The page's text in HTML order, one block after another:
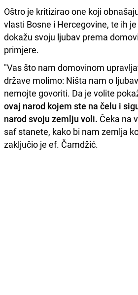
Oštro je kritizirao one koji
vlasti Bosne i Hercegovine, te ih
dokažu svoju ljubav prema
primjere.
"Vas što nam domovinom
države molimo: Ništa nam o
nemojte govoriti. Da je volite
ovaj narod kojem ste na čelu i
narod svoju zemlju voli. Čeka na
saf stanete, kako bi nam zemlja
zaključio je ef. Čamdžić.